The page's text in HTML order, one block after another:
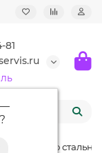
81
?
черная со